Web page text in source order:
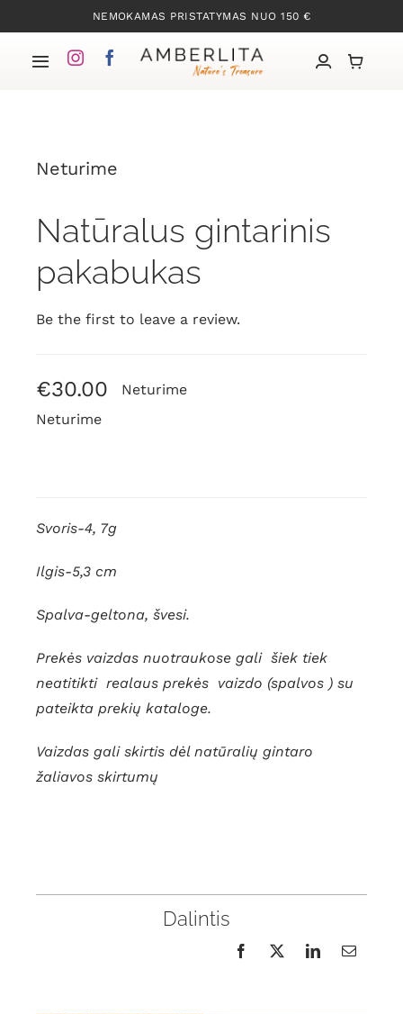
to
content
NEMOKAMAS PRISTATYMAS NUO 150 €
Toggle
Apie Gintarą
Mūsų istorija
Neturime
Natūralus gintarinis
pakabukas
Be the first to leave a review.
€30.00
Neturime
Neturime
Svoris-4, 7g
Ilgis-5,3 cm
Spalva-geltona, švesi.
Prekės vaizdas nuotraukose gali šiek tiek
neatitikti realaus prekės vaizdo (spalvos ) su
pateikta prekių kataloge.
Vaizdas gali skirtis dėl natūralių gintaro
žaliavos skirtumų
Dalintis